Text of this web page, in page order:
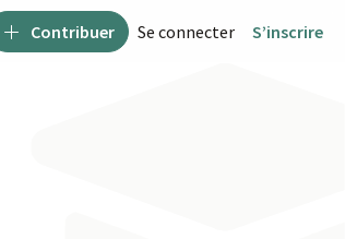
Contribuer Se connecter S’inscrire